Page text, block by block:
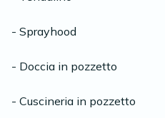
- Sprayhood
- Doccia in pozzetto
- Cuscineria in pozzetto